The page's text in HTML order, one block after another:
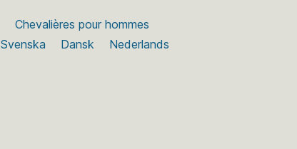
Chevalières pour hommes
Svenska Dansk
Nederlands